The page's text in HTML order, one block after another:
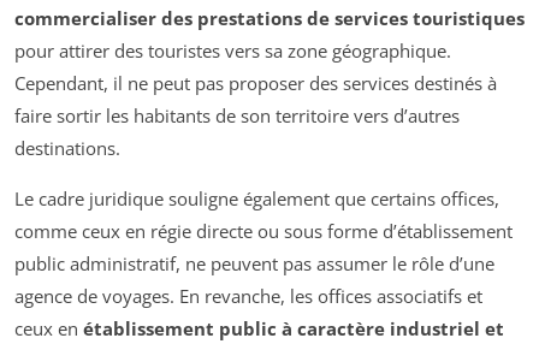
commercialiser des prestations de services touristiques
pour attirer des touristes vers sa zone géographique.
Cependant, il ne peut pas proposer des services destinés à
faire sortir les habitants de son territoire vers d’autres
destinations.
Le cadre juridique souligne également que certains offices,
comme ceux en régie directe ou sous forme d’établissement
public administratif, ne peuvent pas assumer le rôle d’une
agence de voyages. En revanche, les offices associatifs et
ceux en établissement public à caractère industriel et